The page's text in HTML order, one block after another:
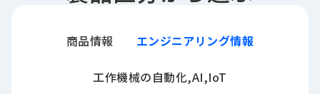
商品情報 エンジニアリング情報
工作機械の自動化,AI,IoT